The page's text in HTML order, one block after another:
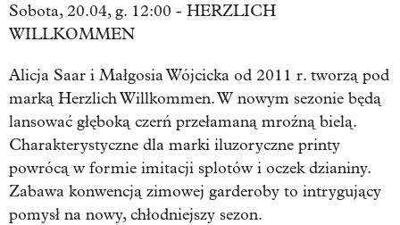
Sobota, 20.04, g. 12:00 - HERZLICH
WILLKOMMEN
Alicja Saar i Małgosia Wójcicka od 2011 r. tworzą pod
marką Herzlich Willkommen. W nowym sezonie będą
lansować głęboką czerń przełamaną mroźną bielą.
Charakterystyczne dla marki iluzoryczne printy
powrócą w formie imitacji splotów i oczek dzianiny.
Zabawa konwencją zimowej garderoby to intrygujący
pomysł na nowy, chłodniejszy sezon.